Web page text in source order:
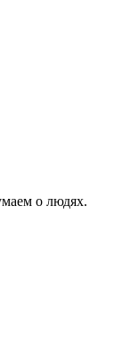
о людях.